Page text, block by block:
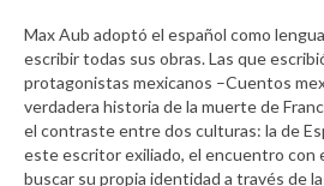
Max Aub adoptó el español como
escribir todas sus obras. Las que
protagonistas mexicanos –Cuentos
verdadera historia de la muerte de
el contraste entre dos culturas: la de
este escritor exiliado, el encuentro con
buscar su propia identidad a través de